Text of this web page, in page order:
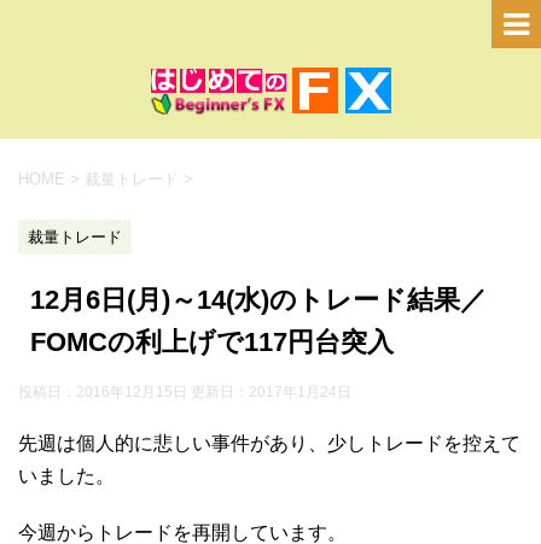
HOME > 裁量トレード >
裁量トレード
12月6日(月)～14(水)のトレード結果／
FOMCの利上げで117円台突入
投稿日：2016年12月15日 更新日： 2017年1月24日
先週は個人的に悲しい事件があり、少しトレードを控えて
いました。
今週からトレードを再開しています。